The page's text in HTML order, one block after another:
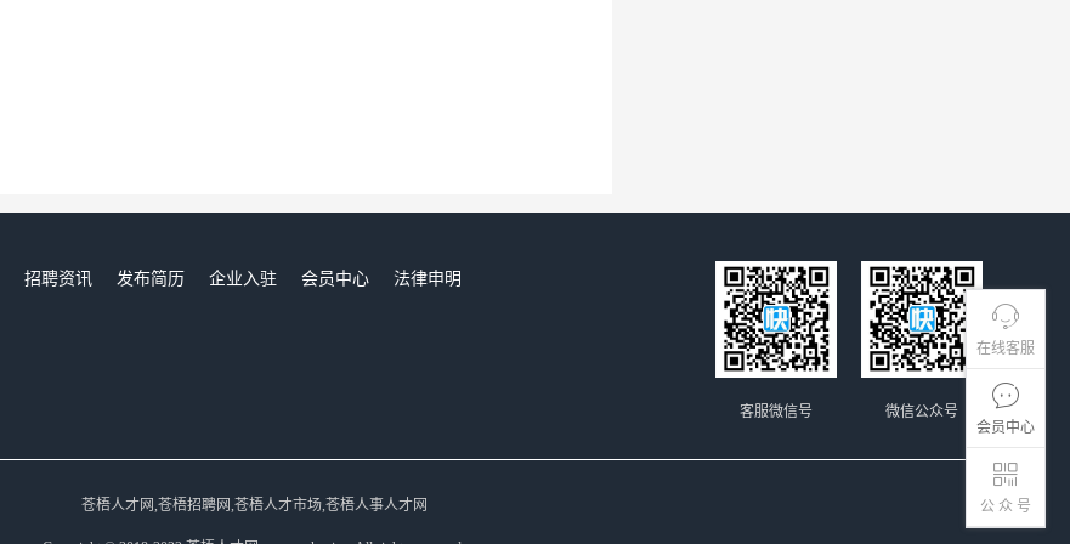
在线客服
会员中心
公 众 号
招聘资讯 发布简历 企业入驻 会员中心
法律申明
微信公众号
客服微信号
苍梧人才网,苍梧招聘网,苍梧人才市场,苍梧人事人才网